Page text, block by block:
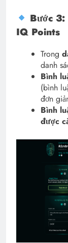
Bước 3:
IQ Points
Trong
danh
Bình
(bình
đơn
Bình
được